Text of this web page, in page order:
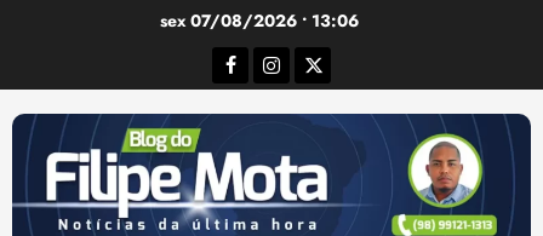
sex 07/08/2026 • 13:06
Facebook
Instagram
Twitter